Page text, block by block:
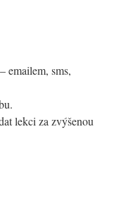
emailem, sms,
lekci za zvýšenou